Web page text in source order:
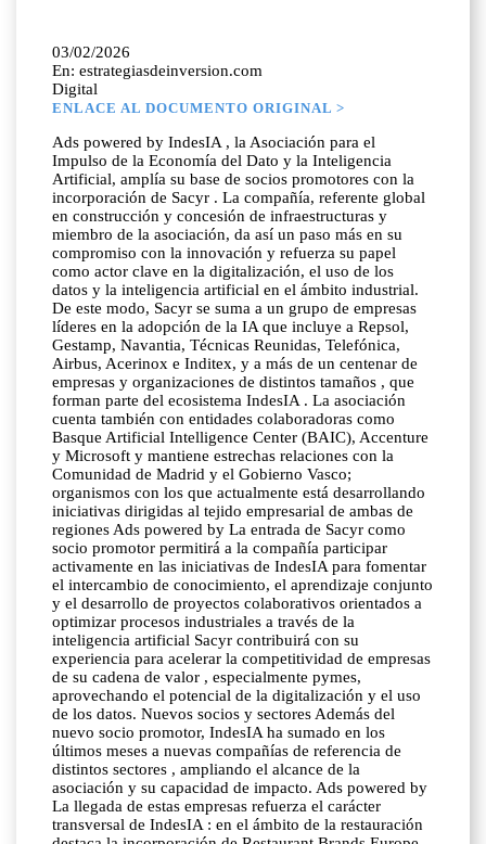
03/02/2026
En: estrategiasdeinversion.com
Digital
ENLACE AL DOCUMENTO ORIGINAL >
Ads powered by IndesIA , la Asociación para el
Impulso de la Economía del Dato y la Inteligencia
Artificial, amplía su base de socios promotores con la
incorporación de Sacyr . La compañía, referente global
en construcción y concesión de infraestructuras y
miembro de la asociación, da así un paso más en su
compromiso con la innovación y refuerza su papel
como actor clave en la digitalización, el uso de los
datos y la inteligencia artificial en el ámbito industrial.
De este modo, Sacyr se suma a un grupo de empresas
líderes en la adopción de la IA que incluye a Repsol,
Gestamp, Navantia, Técnicas Reunidas, Telefónica,
Airbus, Acerinox e Inditex, y a más de un centenar de
empresas y organizaciones de distintos tamaños , que
forman parte del ecosistema IndesIA . La asociación
cuenta también con entidades colaboradoras como
Basque Artificial Intelligence Center (BAIC), Accenture
y Microsoft y mantiene estrechas relaciones con la
Comunidad de Madrid y el Gobierno Vasco;
organismos con los que actualmente está desarrollando
iniciativas dirigidas al tejido empresarial de ambas de
regiones Ads powered by La entrada de Sacyr como
socio promotor permitirá a la compañía participar
activamente en las iniciativas de IndesIA para fomentar
el intercambio de conocimiento, el aprendizaje conjunto
y el desarrollo de proyectos colaborativos orientados a
optimizar procesos industriales a través de la
inteligencia artificial Sacyr contribuirá con su
experiencia para acelerar la competitividad de empresas
de su cadena de valor , especialmente pymes,
aprovechando el potencial de la digitalización y el uso
de los datos. Nuevos socios y sectores Además del
nuevo socio promotor, IndesIA ha sumado en los
últimos meses a nuevas compañías de referencia de
distintos sectores , ampliando el alcance de la
asociación y su capacidad de impacto. Ads powered by
La llegada de estas empresas refuerza el carácter
transversal de IndesIA : en el ámbito de la restauración